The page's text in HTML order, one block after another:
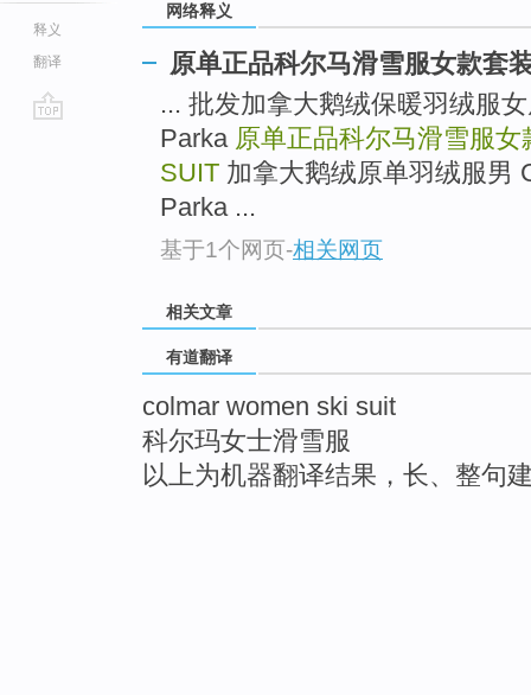
释义
翻译
网络释义
原单正品科尔马滑雪服女款套
... 批发加拿大鹅绒保暖羽绒服
Parka 原单正品科尔马滑雪服
SUIT 加拿大鹅绒原单羽绒服男
Parka ...
基于1个网页-相关网页
相关文章
有道翻译
colmar women ski suit
科尔玛女士滑雪服
以上为机器翻译结果，长、整句